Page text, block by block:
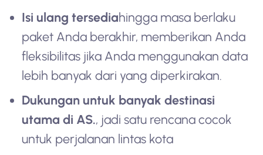
Isi ulang tersediahingga masa berlaku
paket Anda berakhir, memberikan Anda
fleksibilitas jika Anda menggunakan data
lebih banyak dari yang diperkirakan.
Dukungan untuk banyak destinasi
utama di AS., jadi satu rencana cocok
untuk perjalanan lintas kota